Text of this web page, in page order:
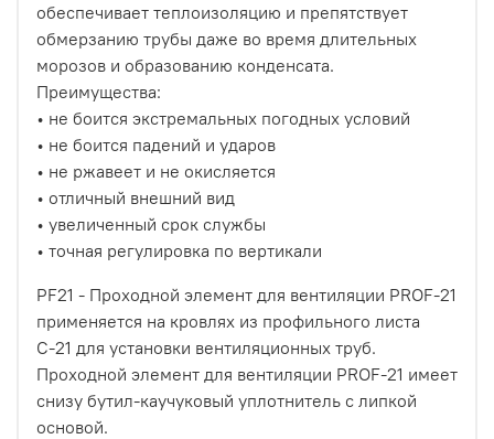
обеспечивает теплоизоляцию и препятствует
обмерзанию трубы даже во время длительных
морозов и образованию конденсата.
Преимущества:
• не боится экстремальных погодных условий
• не боится падений и ударов
• не ржавеет и не окисляется
• отличный внешний вид
• увеличенный срок службы
• точная регулировка по вертикали
PF21 - Проходной элемент для вентиляции PROF-21
применяется на кровлях из профильного листа
С-21 для установки вентиляционных труб.
Проходной элемент для вентиляции PROF-21 имеет
снизу бутил-каучуковый уплотнитель с липкой
основой.